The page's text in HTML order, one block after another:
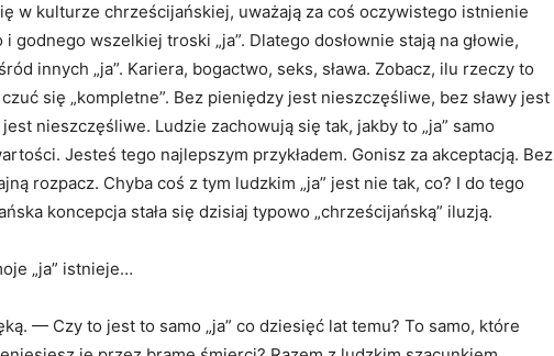
w kulturze chrześcijańskiej, uważają za coś oczywistego istnienie
godnego wszelkiej troski „ja”. Dlatego dosłownie stają na głowie,
innych „ja”. Kariera, bogactwo, seks, sława. Zobacz, ilu rzeczy to
czuć się „kompletne”. Bez pieniędzy jest nieszczęśliwe, bez sławy jest
nieszczęśliwe. Ludzie zachowują się tak, jakby to „ja” samo
Jesteś tego najlepszym przykładem. Gonisz za akceptacją. Bez
rozpacz. Chyba coś z tym ludzkim „ja” jest nie tak, co? I do tego
koncepcja stała się dzisiaj typowo „chrześcijańską” iluzją.
„ja” istnieje…
— Czy to jest to samo „ja” co dziesięć lat temu? To samo, które